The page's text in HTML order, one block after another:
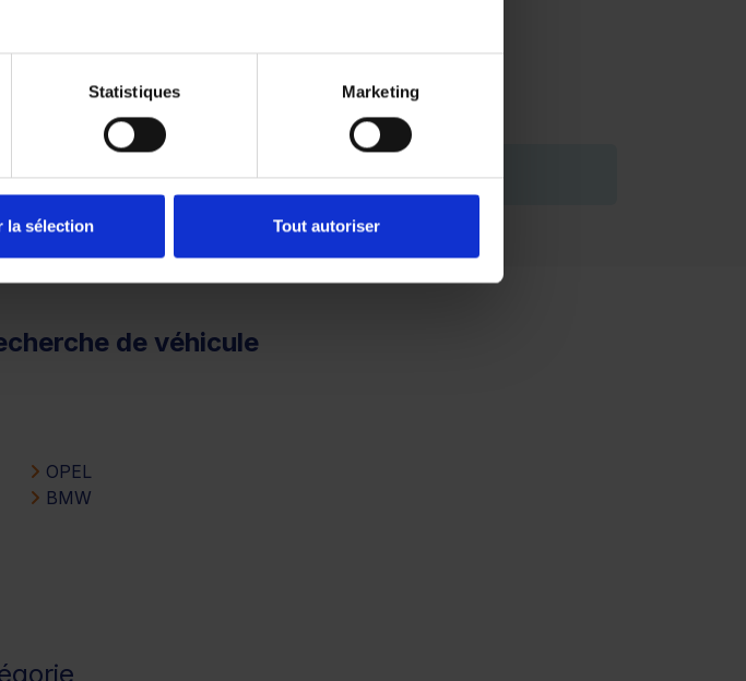
Statistiques Marketing
la sélection Tout autoriser
de remboursement avant de vous engager.
de véhicule
OPEL
BMW